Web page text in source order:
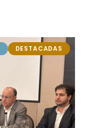
DESTACADAS